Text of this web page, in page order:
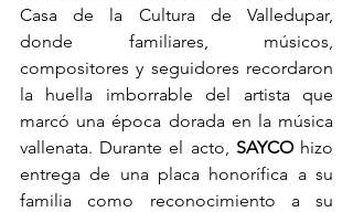
Casa de la Cultura de Valledupar,
donde familiares, músicos,
compositores y seguidores recordaron
la huella imborrable del artista que
marcó una época dorada en la música
vallenata. Durante el acto, SAYCO hizo
entrega de una placa honorífica a su
familia como reconocimiento a su